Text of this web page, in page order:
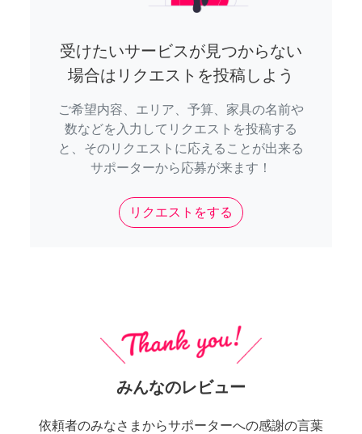
受けたいサービスが見つからない
場合はリクエストを投稿しよう
ご希望内容、エリア、予算、家具の名前や
数などを入力してリクエストを投稿する
と、そのリクエストに応えることが出来る
サポーターから応募が来ます！
リクエストをする
みんなのレビュー
依頼者のみなさまからサポーターへの感謝の言葉